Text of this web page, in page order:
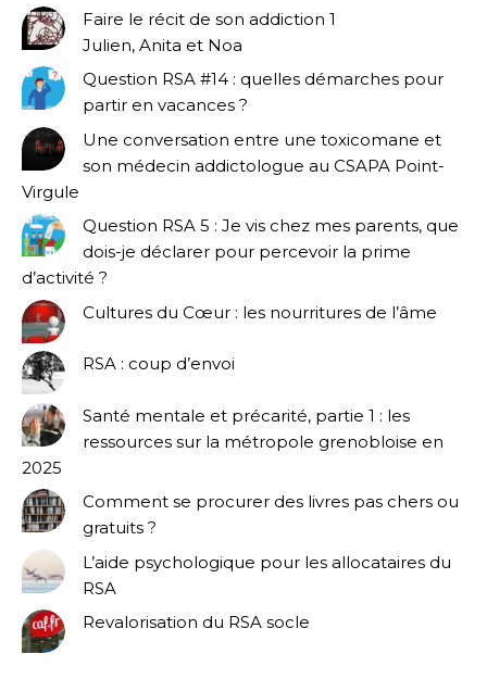
Faire le récit de son addiction 1
Julien, Anita et Noa
Question RSA #14 : quelles démarches pour
partir en vacances ?
Une conversation entre une toxicomane et
son médecin addictologue au CSAPA Point-
Virgule
Question RSA 5 : Je vis chez mes parents, que
dois-je déclarer pour percevoir la prime
d’activité ?
Cultures du Cœur : les nourritures de l’âme
RSA : coup d’envoi
Santé mentale et précarité, partie 1 : les
ressources sur la métropole grenobloise en
2025
Comment se procurer des livres pas chers ou
gratuits ?
L’aide psychologique pour les allocataires du
RSA
Revalorisation du RSA socle